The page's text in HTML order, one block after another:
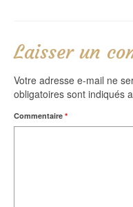
Laisser un
Votre adresse e-mail ne
obligatoires sont indiqués
Commentaire *